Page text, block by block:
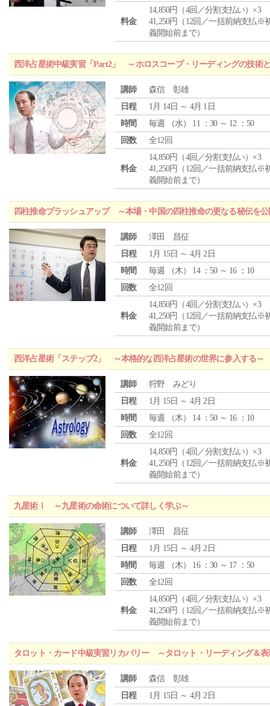
料金
14,850円（4回／分割支払い）×3
41,250円（12回／一括前納支払※
義開始前まで）
西洋占星術中級実習「Part2」 ～ホロスコープ・リーディングの技術
講師
森信 彰雄
日程
1月 14日 ～ 4月 1日
時間
毎週 （水） 11 ：30 ～ 12 ：50
回数
全12回
料金
14,850円（4回／分割支払い）×3
41,250円（12回／一括前納支払※
義開始前まで）
四柱推命ブラッシュアップ ～本場・中国の四柱推命の更なる秘伝を
講師
澤田 昌征
日程
1月 15日 ～ 4月 2日
時間
毎週 （木） 14 ：50 ～ 16 ：10
回数
全12回
料金
14,850円（4回／分割支払い）×3
41,250円（12回／一括前納支払※
義開始前まで）
西洋占星術「ステップ2」 ～本格的な西洋占星術の世界に参入する～
講師
狩野 みどり
日程
1月 15日 ～ 4月 2日
時間
毎週 （木） 14 ：50 ～ 16 ：10
回数
全12回
料金
14,850円（4回／分割支払い）×3
41,250円（12回／一括前納支払※
義開始前まで）
九星術Ⅰ ～九星術の命術について詳しく学ぶ～
講師
澤田 昌征
日程
1月 15日 ～ 4月 2日
時間
毎週 （木） 16 ：30 ～ 17 ：50
回数
全12回
料金
14,850円（4回／分割支払い）×3
41,250円（12回／一括前納支払※
義開始前まで）
タロット・カード中級実習リカバリー ～タロット・リーディング＆
講師
森信 彰雄
日程
1月 15日 ～ 4月 2日